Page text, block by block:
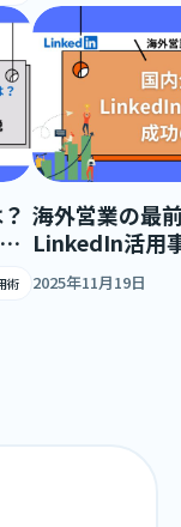
術
海外営業の最
LinkedIn活用
2025年11月19日